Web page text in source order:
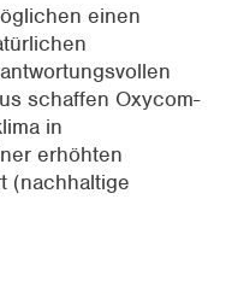
einen
schaffen Oxycom-
in
erhöhten
(nachhaltige